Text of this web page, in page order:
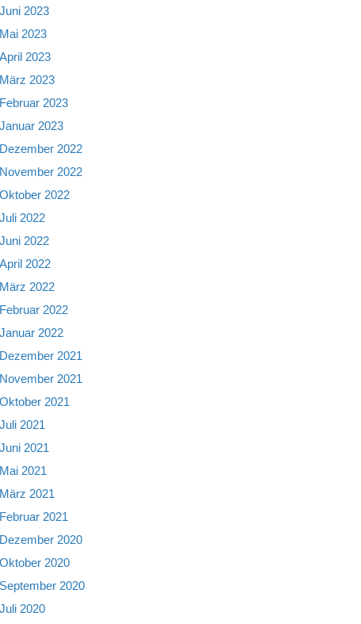
Juni 2023
Mai 2023
April 2023
März 2023
Februar 2023
Januar 2023
Dezember 2022
November 2022
Oktober 2022
Juli 2022
Juni 2022
April 2022
März 2022
Februar 2022
Januar 2022
Dezember 2021
November 2021
Oktober 2021
Juli 2021
Juni 2021
Mai 2021
März 2021
Februar 2021
Dezember 2020
Oktober 2020
September 2020
Juli 2020